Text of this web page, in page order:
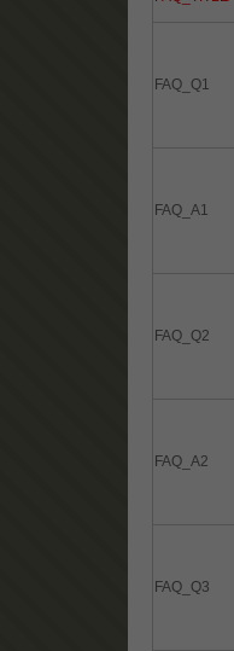
FAQ_Q1
FAQ_A1
FAQ_Q2
FAQ_A2
FAQ_Q3